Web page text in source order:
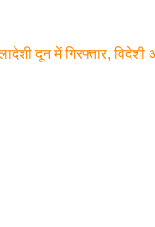
दून में गिरफ्तार, विदेशी